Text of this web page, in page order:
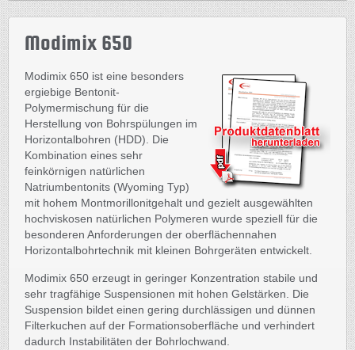
Modimix 650
Modimix 650 ist eine besonders
ergiebige Bentonit-
Polymermischung für die
Herstellung von Bohrspülungen im
Horizontalbohren (HDD). Die
Kombination eines sehr
feinkörnigen natürlichen
Natriumbentonits (Wyoming Typ)
mit hohem Montmorillonitgehalt und gezielt ausgewählten
hochviskosen natürlichen Polymeren wurde speziell für die
besonderen Anforderungen der oberflächennahen
Horizontalbohrtechnik mit kleinen Bohrgeräten entwickelt.
Modimix 650 erzeugt in geringer Konzentration stabile und
sehr tragfähige Suspensionen mit hohen Gelstärken. Die
Suspension bildet einen gering durchlässigen und dünnen
Filterkuchen auf der Formationsoberfläche und verhindert
dadurch Instabilitäten der Bohrlochwand.